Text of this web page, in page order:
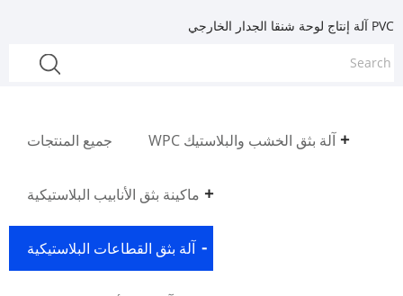
PVC آلة إنتاج لوحة شنقا الجدار الخارجي
جميع المنتجات آلة بثق الخشب والبلاستيك WPC
ماكينة بثق الأنابيب البلاستيكية
آلة بثق القطاعات البلاستيكية